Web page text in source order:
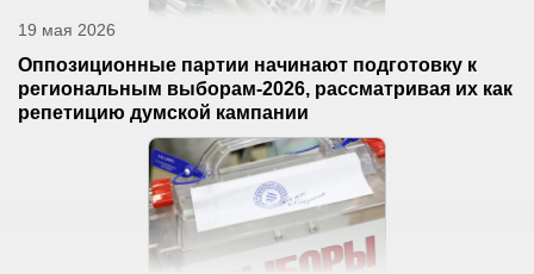
19 мая 2026
Оппозиционные партии начинают подготовку к
региональным выборам-2026, рассматривая их как
репетицию думской кампании